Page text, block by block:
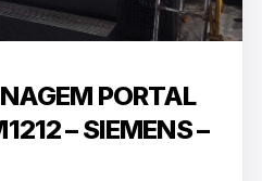
PORTAL
– SIEMENS –